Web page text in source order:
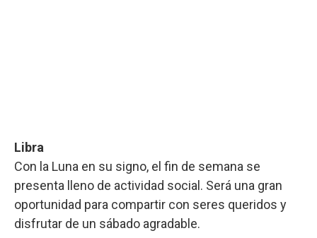
Libra
Con la Luna en su signo, el fin de semana se
presenta lleno de actividad social. Será una gran
oportunidad para compartir con seres queridos y
disfrutar de un sábado agradable.